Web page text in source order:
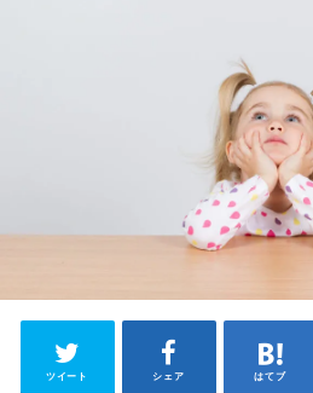
ツイート シェア はてブ